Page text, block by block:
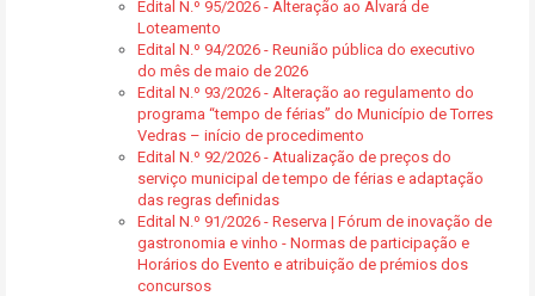
Edital N.º 95/2026 - Alteração ao Alvará de
Loteamento
Edital N.º 94/2026 - Reunião pública do executivo
do mês de maio de 2026
Edital N.º 93/2026 - Alteração ao regulamento do
programa “tempo de férias” do Município de Torres
Vedras – início de procedimento
Edital N.º 92/2026 - Atualização de preços do
serviço municipal de tempo de férias e adaptação
das regras definidas
Edital N.º 91/2026 - Reserva | Fórum de inovação de
gastronomia e vinho - Normas de participação e
Horários do Evento e atribuição de prémios dos
concursos